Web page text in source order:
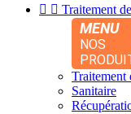
  Traitement
MENU
NOS
Traitement
Sanitaire